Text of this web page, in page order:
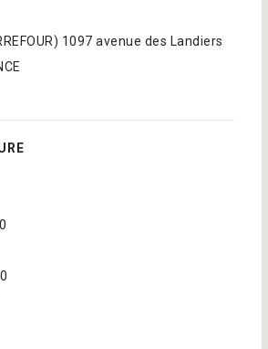
1097 avenue des Landiers